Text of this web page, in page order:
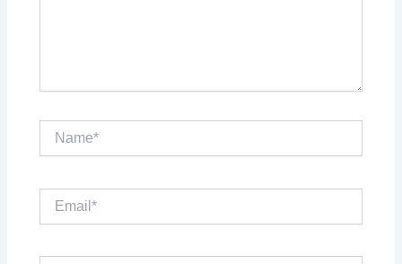
Name*